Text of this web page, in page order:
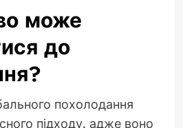
може
до
похолодання
підходу, адже воно